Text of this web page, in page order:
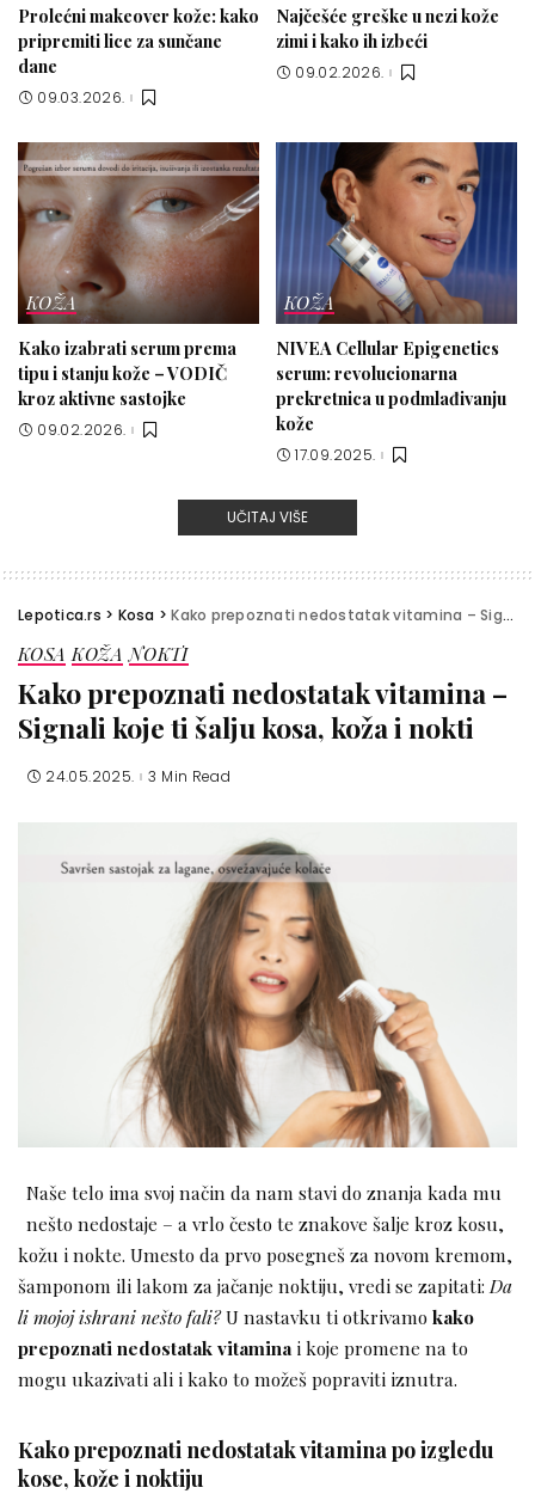
Prolećni makeover kože: kako
pripremiti lice za sunčane
dane
09.03.2026.
Najčešće greške u nezi kože
zimi i kako ih izbeći
09.02.2026.
KOŽA
Kako izabrati serum prema
tipu i stanju kože – VODIČ
kroz aktivne sastojke
09.02.2026.
KOŽA
NIVEA Cellular Epigenetics
serum: revolucionarna
prekretnica u podmlađivanju
kože
17.09.2025.
UČITAJ VIŠE
Lepotica.rs > Kosa >Kako prepoznati nedostatak vitamina – Signali koje ti šalju kosa, koža i nokti
KOSA KOŽA NOKTI
Kako prepoznati nedostatak vitamina –
Signali koje ti šalju kosa, koža i nokti
24.05.2025. 3 Min Read
Naše telo ima svoj način da nam stavi do znanja kada mu
nešto nedostaje – a vrlo često te znakove šalje kroz kosu,
kožu i nokte. Umesto da prvo posegneš za novom kremom,
šamponom ili lakom za jačanje noktiju, vredi se zapitati: Da
li mojoj ishrani nešto fali?U nastavku ti otkrivamokako
prepoznati nedostatak vitamina i koje promene na to
mogu ukazivati ali i kako to možeš popraviti iznutra.
Kako prepoznati nedostatak vitamina po izgledu
kose, kože i noktiju